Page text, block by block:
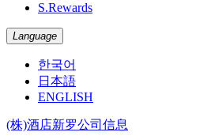
S.Rewards
Language
한국어
日本語
ENGLISH
(株)酒店新罗公司信息